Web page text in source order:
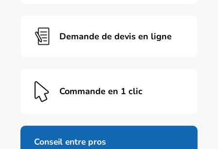
Demande de devis en ligne
Commande en 1 clic
Conseil entre pros